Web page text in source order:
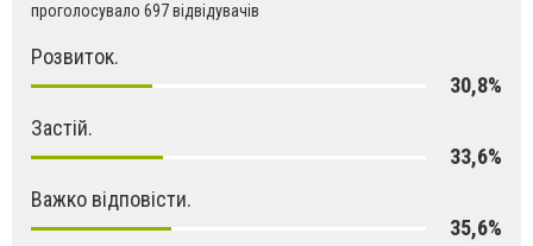
проголосувало 697 відвідувачів
Розвиток.
30,8%
Застій.
33,6%
Важко відповісти.
35,6%